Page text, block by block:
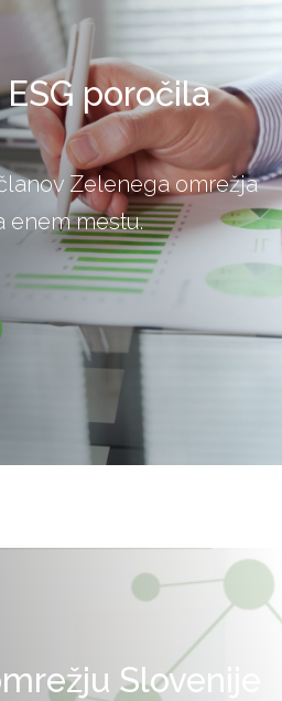
poročila
Zelenega omrežja
enem mestu.
Slovenije